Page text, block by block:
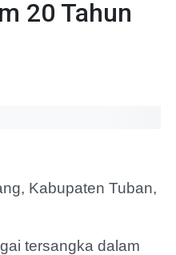
20 Tahun
Kabupaten Tuban,
tersangka dalam